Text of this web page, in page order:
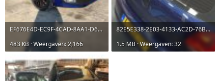
EF676E4D-EC9F-4CAD-8AA1-D63BDE82AA9C.jpeg
483 KB · Weergaven: 2,166
82E5E338-2E03-4133-AC2D-76B0F615A664.jpeg
1.5 MB · Weergaven: 32